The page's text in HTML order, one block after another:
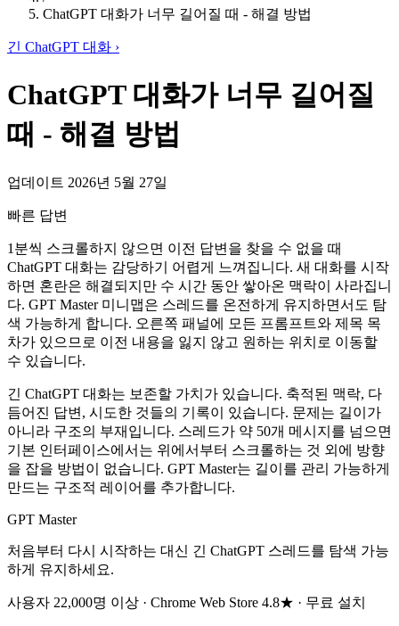
ChatGPT 대화가 너무 길어질 때 - 해결 방법
긴 ChatGPT 대화 ›
ChatGPT 대화가 너무 길어질
때 - 해결 방법
업데이트 2026년 5월 27일
빠른 답변
1분씩 스크롤하지 않으면 이전 답변을 찾을 수 없을 때
ChatGPT 대화는 감당하기 어렵게 느껴집니다. 새 대화를 시작
하면 혼란은 해결되지만 수 시간 동안 쌓아온 맥락이 사라집니
다. GPT Master 미니맵은 스레드를 온전하게 유지하면서도 탐
색 가능하게 합니다. 오른쪽 패널에 모든 프롬프트와 제목 목
차가 있으므로 이전 내용을 잃지 않고 원하는 위치로 이동할
수 있습니다.
긴 ChatGPT 대화는 보존할 가치가 있습니다. 축적된 맥락, 다
듬어진 답변, 시도한 것들의 기록이 있습니다. 문제는 길이가
아니라 구조의 부재입니다. 스레드가 약 50개 메시지를 넘으면
기본 인터페이스에서는 위에서부터 스크롤하는 것 외에 방향
을 잡을 방법이 없습니다. GPT Master는 길이를 관리 가능하게
만드는 구조적 레이어를 추가합니다.
GPT Master
처음부터 다시 시작하는 대신 긴 ChatGPT 스레드를 탐색 가능
하게 유지하세요.
사용자 22,000명 이상 · Chrome Web Store 4.8★ · 무료 설치